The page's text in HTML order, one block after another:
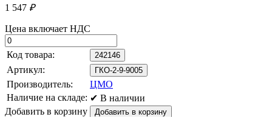
1 547 ₽
Цена включает НДС
Код товара: 242146
Артикул: ГКО-2-9-9005
Производитель:
ЦМО
Наличие на складе: ✔ В наличии
Добавить в корзину